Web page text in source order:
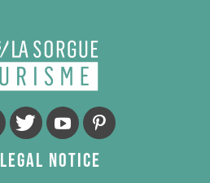
Legal Notice